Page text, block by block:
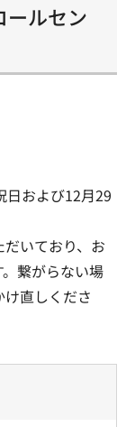
ールセン
日および12月29
いており、お
繋がらない場
直しくださ